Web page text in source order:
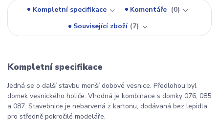
Kompletní specifikace Komentáře
0
Související zboží 7
Kompletní specifikace
Jedná se o další stavbu menší dobové vesnice. Předlohou byl
domek vesnického holiče. Vhodná je kombinace s domky 076, 085
a 087. Stavebnice je nebarvená z kartonu, dodávaná bez lepidla
pro středně pokročilé modeláře.